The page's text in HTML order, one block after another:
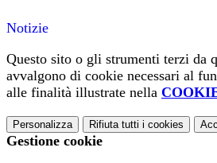
Notizie
Questo sito o gli strumenti terzi da
avvalgono di cookie necessari al
alle finalità illustrate nella
Personalizza Rifiuta tutti i cookies
Gestione cookie